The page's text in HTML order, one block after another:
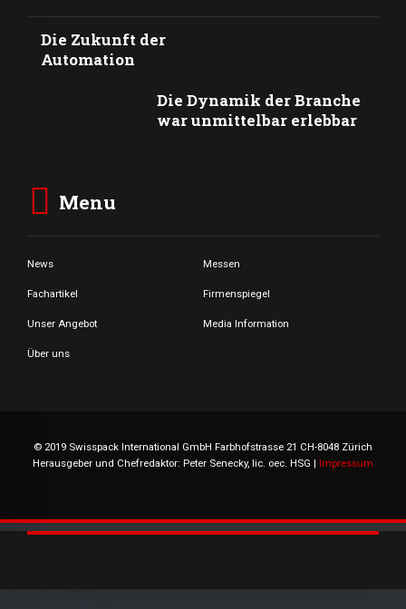
Die Zukunft der
Automation
Die Dynamik der Branche
war unmittelbar erlebbar
Menu
News Messen
Fachartikel Firmenspiegel
Unser Angebot Media Information
Über uns
© 2019 Swisspack International GmbH Farbhofstrasse 21 CH-8048 Zürich
Herausgeber und Chefredaktor: Peter Senecky, lic. oec. HSG | Impressum